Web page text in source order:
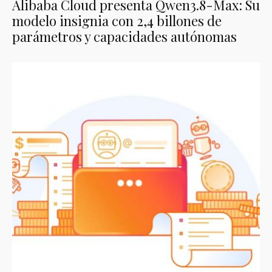
Alibaba Cloud presenta Qwen3.8-Max: Su
modelo insignia con 2,4 billones de
parámetros y capacidades autónomas